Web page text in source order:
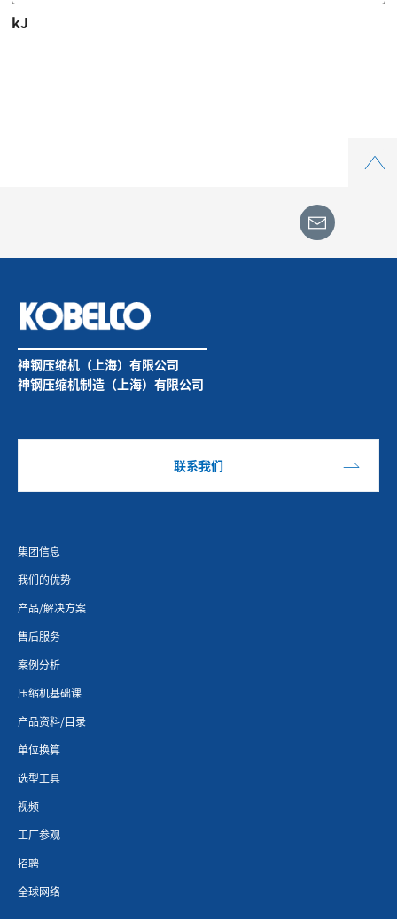
kJ
神钢压缩机（上海）有限公司
神钢压缩机制造（上海）有限公司
联系我们
集团信息
我们的优势
产品/解决方案
售后服务
案例分析
压缩机基础课
产品资料/目录
单位换算
选型工具
视频
工厂参观
招聘
全球网络